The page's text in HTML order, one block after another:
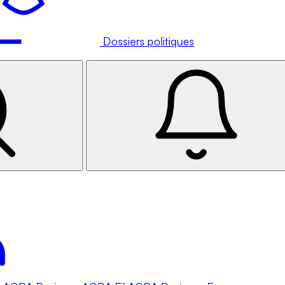
Dossiers politiques